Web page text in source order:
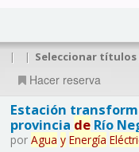
| | Seleccionar títulos
Hacer reserva
Estación
provincia deRío
por Agua y Energía